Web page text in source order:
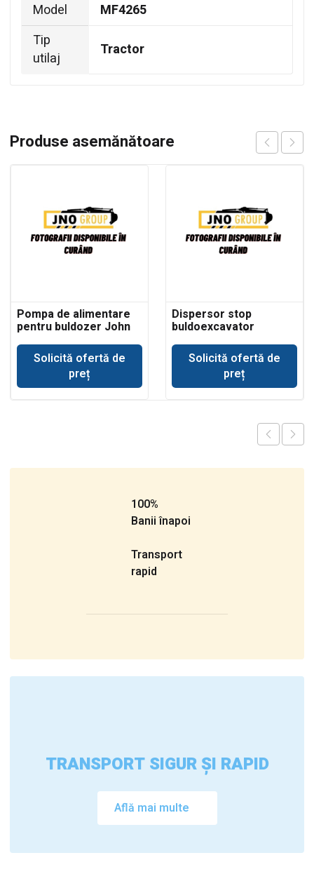
Model
MF4265
Tip
utilaj
Tractor
Produse asemănătoare
Pompa de alimentare
pentru buldozer John
Solicită ofertă de
preț
Dispersor stop
buldoexcavator
Solicită ofertă de
preț
100%
Banii înapoi
Transport
rapid
TRANSPORT SIGUR ȘI RAPID
Află mai multe